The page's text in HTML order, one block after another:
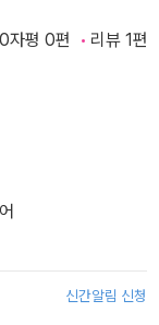
자평 0편 리뷰 1편
신간알림 신청